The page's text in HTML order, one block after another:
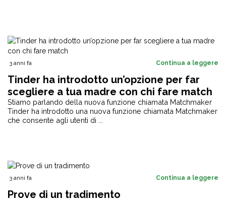
3 anni fa Continua a leggere
Tinder ha introdotto un’opzione per far
scegliere a tua madre con chi fare match
Stiamo parlando della nuova funzione chiamata Matchmaker
Tinder ha introdotto una nuova funzione chiamata Matchmaker
che consente agli utenti di ...
3 anni fa Continua a leggere
Prove di un tradimento